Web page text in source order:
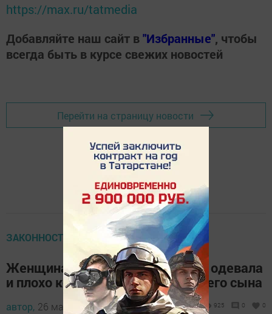
https://max.ru/tatmedia
Добавляйте наш сайт в"Избранные", чтобы
всегда быть в курсе свежих новостей
Перейти на страницу новости
ЗАКОННОСТЬ ПРАВОВОЕ ВОСПИТАНИЕ
Женщина пять лет избивала, не одевала
и плохо кормила своего 10-летнего сына
автор, 26 марта 2016 - 13:47 925 0 0